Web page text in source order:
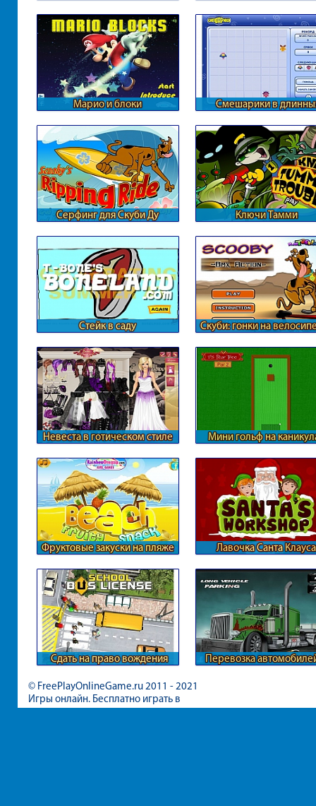
Марио и блоки
Смешарики в
Серфинг для Скуби Ду Ключи Тамми
Стейк в саду Скуби: гонки на
Невеста в готическом стиле Мини гольф на
Фруктовые закуски на пляже Лавочка Санта Клауса
Сдать на право вождения
Перевозка
© FreePlayOnlineGame.ru 2011 - 2021
Игры онлайн. Бесплатно играть в
игры для девочек и мальчиков